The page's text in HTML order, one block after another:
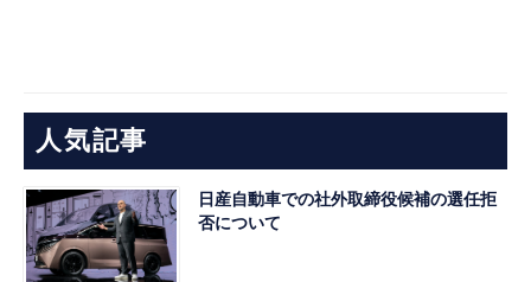
人気記事
日産自動車での社外取締役候補の選任拒
否について